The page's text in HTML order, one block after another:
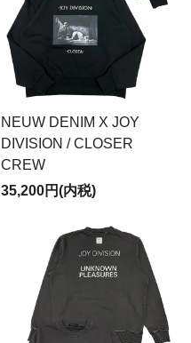
NEUW DENIM X JOY
DIVISION / CLOSER
CREW
35,200円(内税)